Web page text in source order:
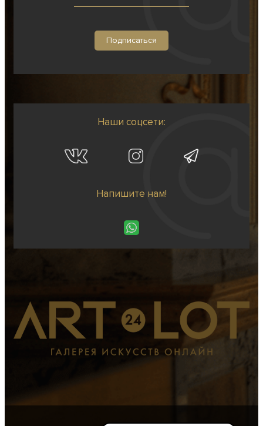
Наши соцсети:
Напишите нам!